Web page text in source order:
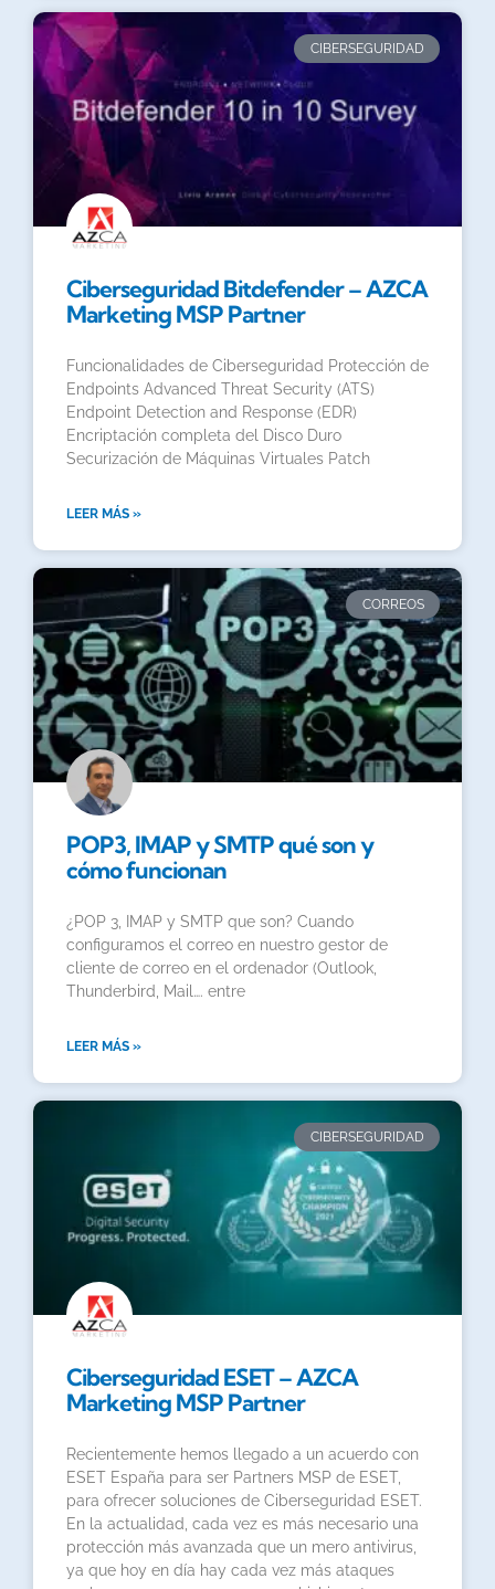
CIBERSEGURIDAD
Ciberseguridad Bitdefender – AZCA
Marketing MSP Partner
Funcionalidades de Ciberseguridad Protección de
Endpoints Advanced Threat Security (ATS)
Endpoint Detection and Response (EDR)
Encriptación completa del Disco Duro
Securización de Máquinas Virtuales Patch
LEER MÁS »
CORREOS
POP3, IMAP y SMTP qué son y
cómo funcionan
¿POP 3, IMAP y SMTP que son? Cuando
configuramos el correo en nuestro gestor de
cliente de correo en el ordenador (Outlook,
Thunderbird, Mail…. entre
LEER MÁS »
CIBERSEGURIDAD
Ciberseguridad ESET – AZCA
Marketing MSP Partner
Recientemente hemos llegado a un acuerdo con
ESET España para ser Partners MSP de ESET,
para ofrecer soluciones de Ciberseguridad ESET.
En la actualidad, cada vez es más necesario una
protección más avanzada que un mero antivirus,
ya que hoy en día hay cada vez más ataques